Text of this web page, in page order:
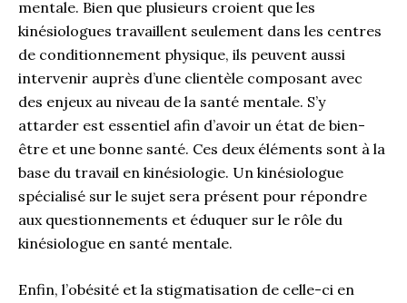
mentale. Bien que plusieurs croient que les
kinésiologues travaillent seulement dans les centres
de conditionnement physique, ils peuvent aussi
intervenir auprès d’une clientèle composant avec
des enjeux au niveau de la santé mentale. S’y
attarder est essentiel afin d’avoir un état de bien-
être et une bonne santé. Ces deux éléments sont à la
base du travail en kinésiologie. Un kinésiologue
spécialisé sur le sujet sera présent pour répondre
aux questionnements et éduquer sur le rôle du
kinésiologue en santé mentale.
Enfin, l’obésité et la stigmatisation de celle-ci en